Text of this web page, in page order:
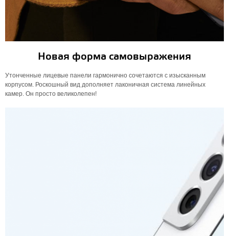
Новая форма самовыражения
Утонченные лицевые панели гармонично сочетаются с изысканным
корпусом. Роскошный вид дополняет лаконичная система линейных
камер. Он просто великолепен!